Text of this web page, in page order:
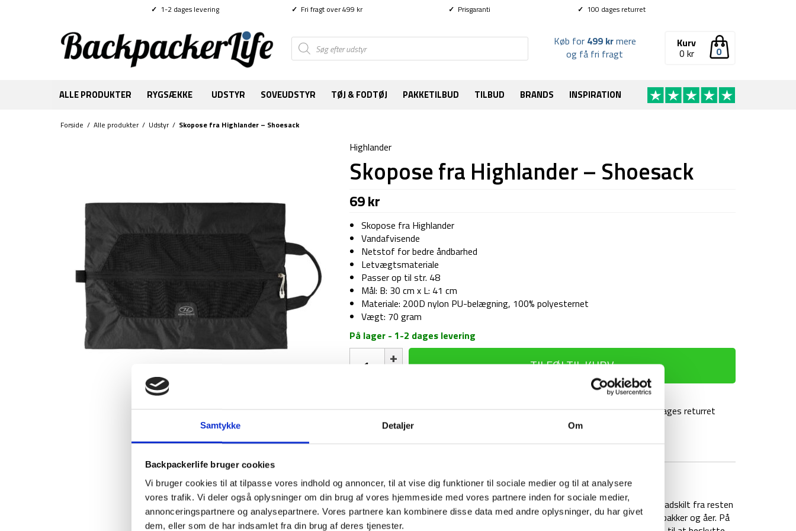
Samtykke Detaljer Om
Backpackerlife bruger cookies
Vi bruger cookies til at tilpasse vores indhold og annoncer, til at vise dig funktioner til sociale medier og til at analysere
vores trafik. Vi deler også oplysninger om din brug af vores hjemmeside med vores partnere inden for sociale medier,
annonceringspartnere og analysepartnere. Vores partnere kan kombinere disse data med andre oplysninger, du har givet
dem, eller som de har indsamlet fra din brug af deres tjenester.
✓ 1-2 dages levering ✓ Fri fragt over 499 kr ✓ Prisgaranti ✓ 100 dages returret
Products
search 0
Kurv
0 kr
Køb for 499 krmere
og få fri fragt
ALLE PRODUKTER RYGSÆKKE UDSTYR SOVEUDSTYR TØJ & FODTØJ PAKKETILBUD TILBUD BRANDS INSPIRATION
Forside / Alle produkter/ Udstyr/ Skopose fra Highlander – Shoesack
Highlander
Skopose fra Highlander – Shoesack
69kr
Skopose fra Highlander
Vandafvisende
Netstof for bedre åndbarhed
Letvægtsmateriale
Passer op til str. 48
Mål: B: 30 cm x L: 41 cm
Materiale: 200D nylon PU-belægning, 100% polyesternet
Vægt: 70 gram
På lager - 1-2 dages levering
fra
Shoesack
TILFØJ TIL KURV
1-2 dages levering Fri fragt over 499 kr 100 dages returret
BESKRIVELSE BRAND FAQ
Highlander’s skopose eller “shoesack” gør det muligt for dig opbevare dine sko adskilt fra resten
af dine ting. Brug den f.eks. til dine beskidte vandrestøvler efter en vandretur i bakker og åer. På